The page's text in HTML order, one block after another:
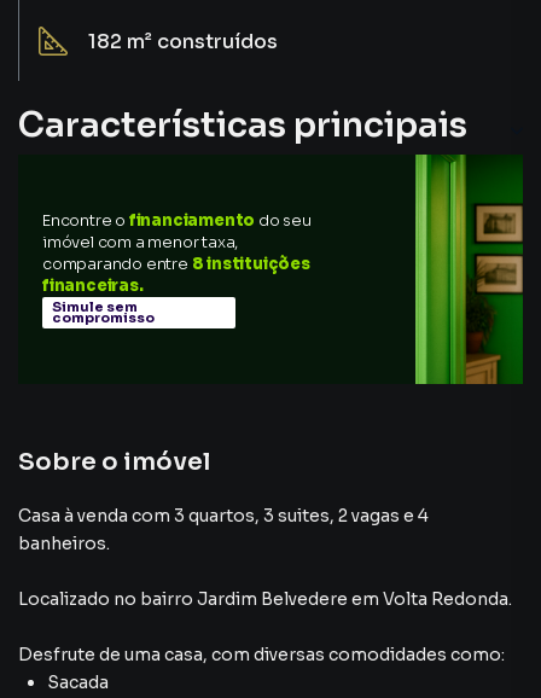
182 m² construídos
Características principais
Closet
Ar-Condicionado
Encontre o financiamento do seu
imóvel com a menor taxa,
comparando entre 8 instituições
financeiras.
Simule sem
compromisso
Sobre o imóvel
Casa à venda com 3 quartos, 3 suites, 2 vagas e 4
banheiros.
Localizado no bairro Jardim Belvedere em Volta Redonda.
Desfrute de uma casa, com diversas comodidades como:
Sacada